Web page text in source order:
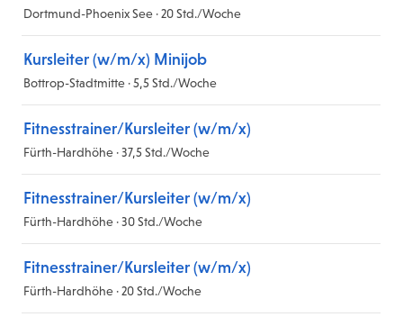
Dortmund-Phoenix See · 20 Std./Woche
Kursleiter (w/m/x) Minijob
Bottrop-Stadtmitte · 5,5 Std./Woche
Fitnesstrainer/Kursleiter (w/m/x)
Fürth-Hardhöhe · 37,5 Std./Woche
Fitnesstrainer/Kursleiter (w/m/x)
Fürth-Hardhöhe · 30 Std./Woche
Fitnesstrainer/Kursleiter (w/m/x)
Fürth-Hardhöhe · 20 Std./Woche